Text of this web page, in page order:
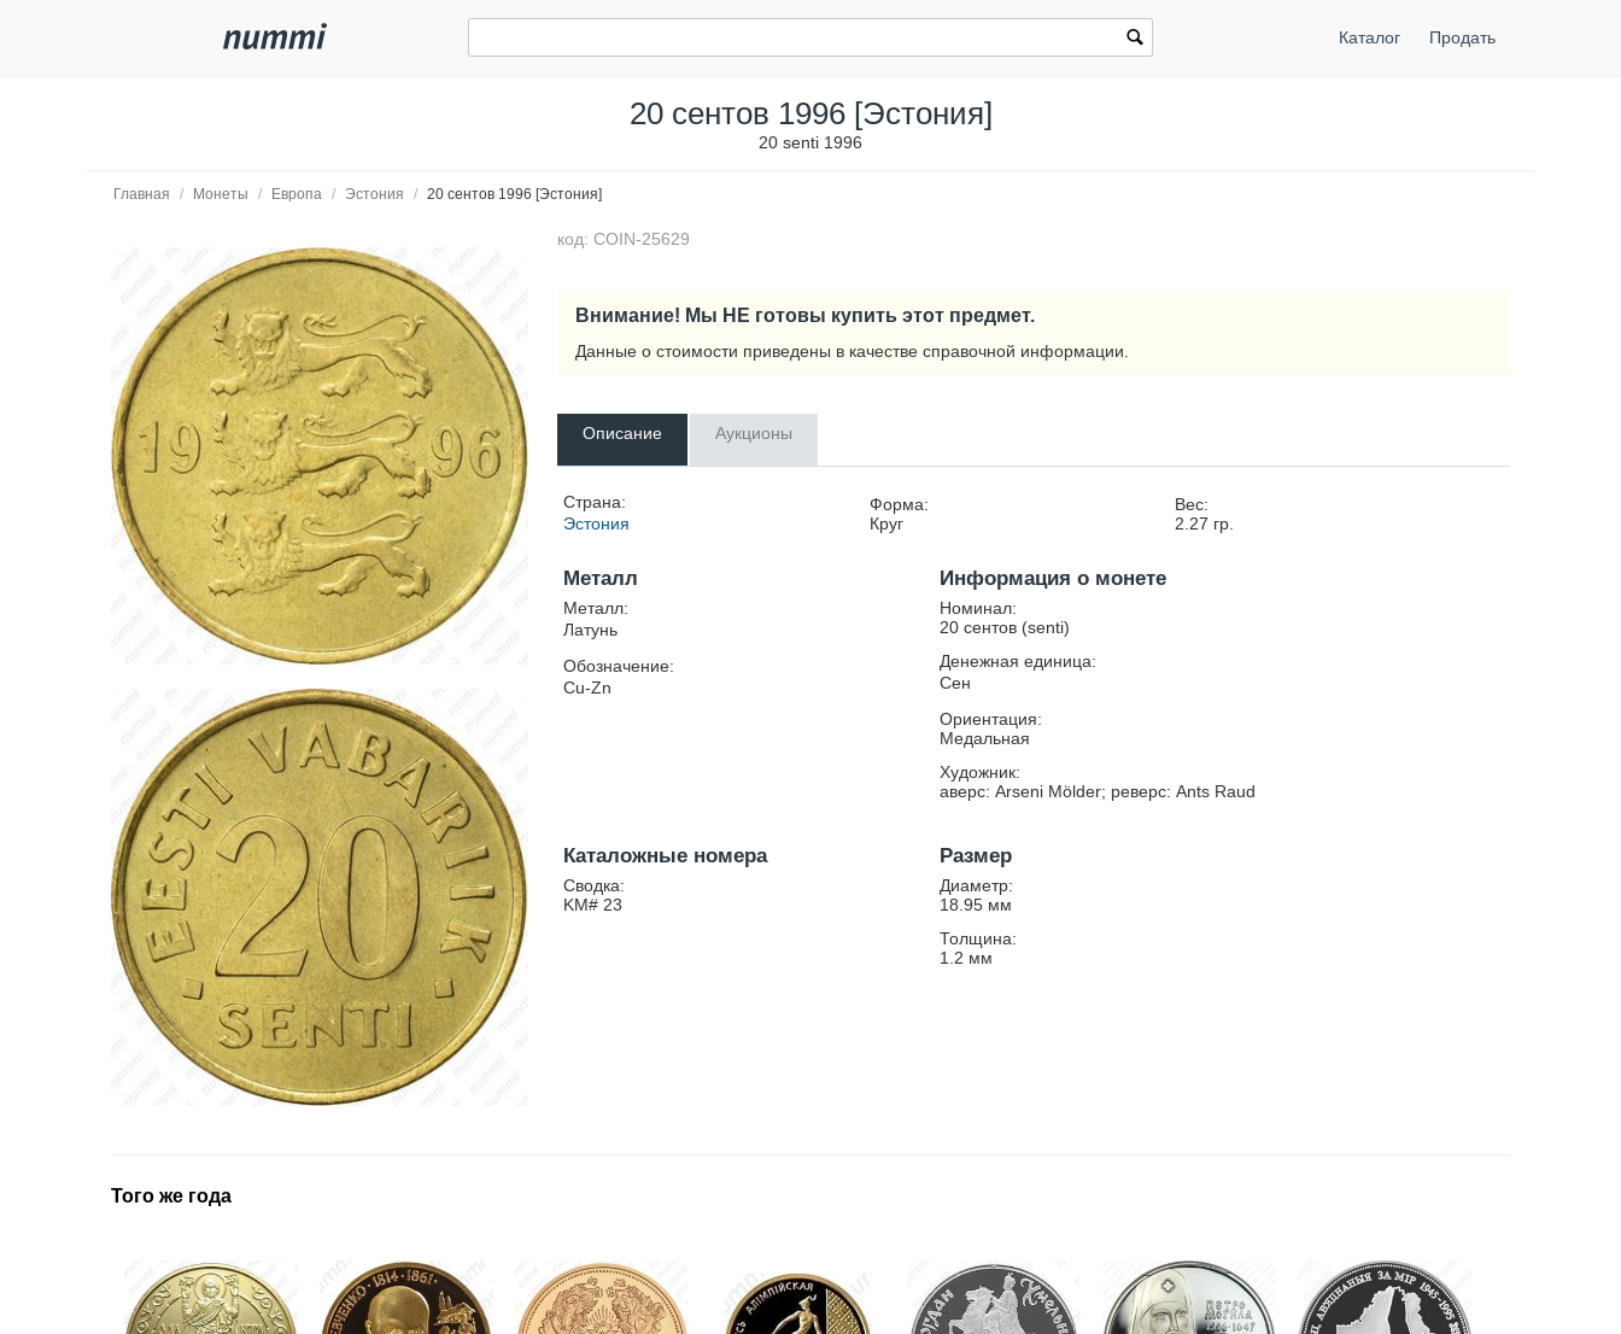
Каталог Продать
20 сентов 1996 [Эстония]
20 senti 1996
Главная / Монеты / Европа / Эстония / 20 сентов 1996 [Эстония]
код: COIN-25629
Внимание! Мы НЕ готовы купить этот предмет.
Данные о стоимости приведены в качестве справочной информации.
Описание Аукционы
Страна:
Эстония
Форма:
Круг
Вес:
2.27 гр.
Металл
Металл:
Латунь
Обозначение:
Cu-Zn
Информация о монете
Номинал:
20 сентов (senti)
Денежная единица:
Сен
Ориентация:
Медальная
Художник:
аверс: Arseni Mölder; реверс: Ants Raud
Каталожные номера
Сводка:
KM# 23
Размер
Диаметр:
18.95 мм
Толщина:
1.2 мм
Того же года